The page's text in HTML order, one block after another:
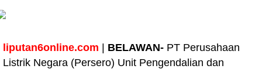
liputan6online.com BELAWAN- PT Perusahaan
Listrik Negara (Persero) Unit Pengendalian dan